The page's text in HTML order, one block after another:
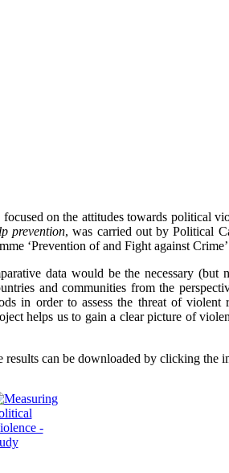
on the attitudes towards political
prevention, was carried out by Political
‘Prevention of and Fight against
data would be the necessary
and communities from the
in order to assess the threat of
helps us to gain a clear picture of
results can be downloaded by clicking the